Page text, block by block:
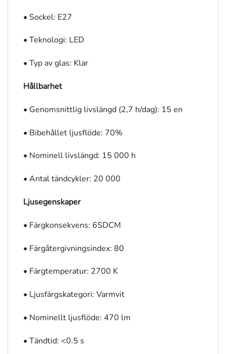
• Sockel: E27
• Teknologi: LED
• Typ av glas: Klar
Hållbarhet
• Genomsnittlig livslängd (2,7 h/dag): 15 en
• Bibehållet ljusflöde: 70%
• Nominell livslängd: 15 000 h
• Antal tändcykler: 20 000
Ljusegenskaper
• Färgkonsekvens: 6SDCM
• Färgåtergivningsindex: 80
• Färgtemperatur: 2700 K
• Ljusfärgskategori: Varmvit
• Nominellt ljusflöde: 470 lm
• Tändtid: <0.5 s